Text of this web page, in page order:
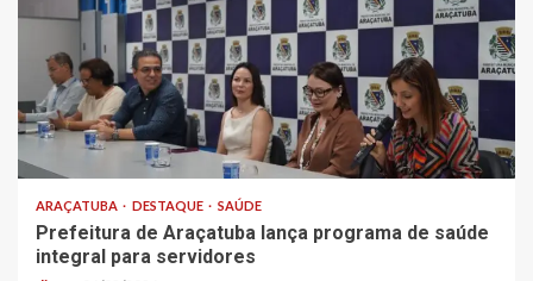
ARAÇATUBA DESTAQUE SAÚDE
Prefeitura de Araçatuba lança programa de saúde
integral para servidores